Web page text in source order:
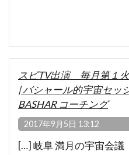
スピTV出演 毎月第１
| バシャール的宇宙セッ
BASHAR コーチング
2017年9月5日 13:12
[…] 岐阜 満月の宇宙会